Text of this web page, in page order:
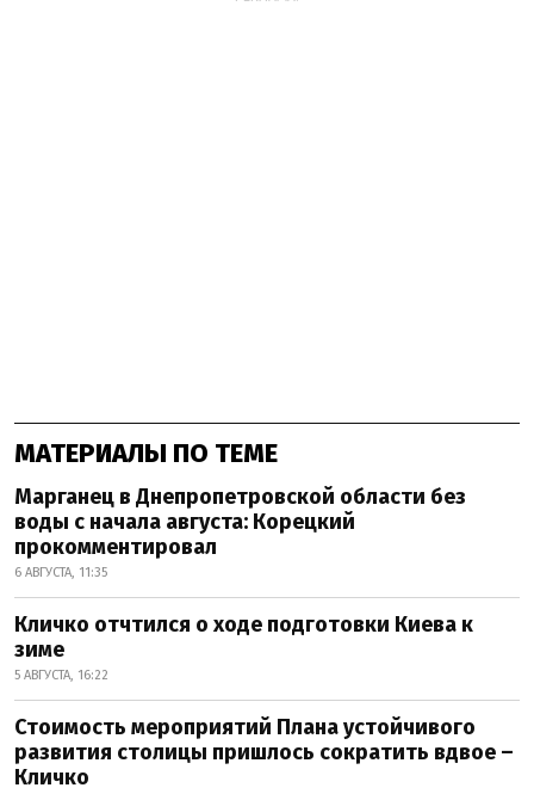
МАТЕРИАЛЫ ПО ТЕМЕ
Марганец в Днепропетровской области без
воды с начала августа: Корецкий
прокомментировал
6 АВГУСТА, 11:35
Кличко отчтился о ходе подготовки Киева к
зиме
5 АВГУСТА, 16:22
Стоимость мероприятий Плана устойчивого
развития столицы пришлось сократить вдвое –
Кличко